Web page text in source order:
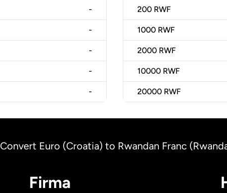
-
-
-
-
-
200 RWF
1000 RWF
2000 RWF
10000 RWF
20000 RWF
Convert Euro (Croatia) to Rwandan Franc
Firma